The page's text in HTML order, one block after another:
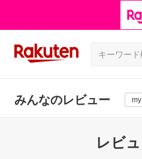
みんなのレビュー
レビ